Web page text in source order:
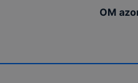
OM